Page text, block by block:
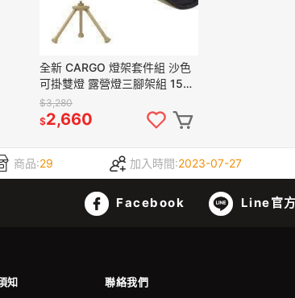
全新 CARGO 燈架套件組 沙色
可掛雙燈 露營燈三腳架組 15個
零件 鋁合金 桌夾 燈具配件組
$3,280
$2,660
商品:29 加入時間:2023-07-27
Facebook Line官
知 聯絡我們